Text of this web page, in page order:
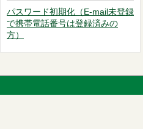
パスワード初期化（E-mail未登録
で携帯電話番号は登録済みの
方）